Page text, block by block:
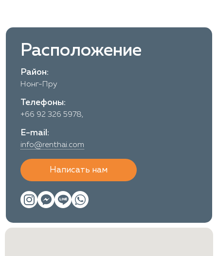
Расположение
Район:
Нонг-Пру
Телефоны:
+66 92 326 5978,
E-mail:
info@renthai.com
Написать нам